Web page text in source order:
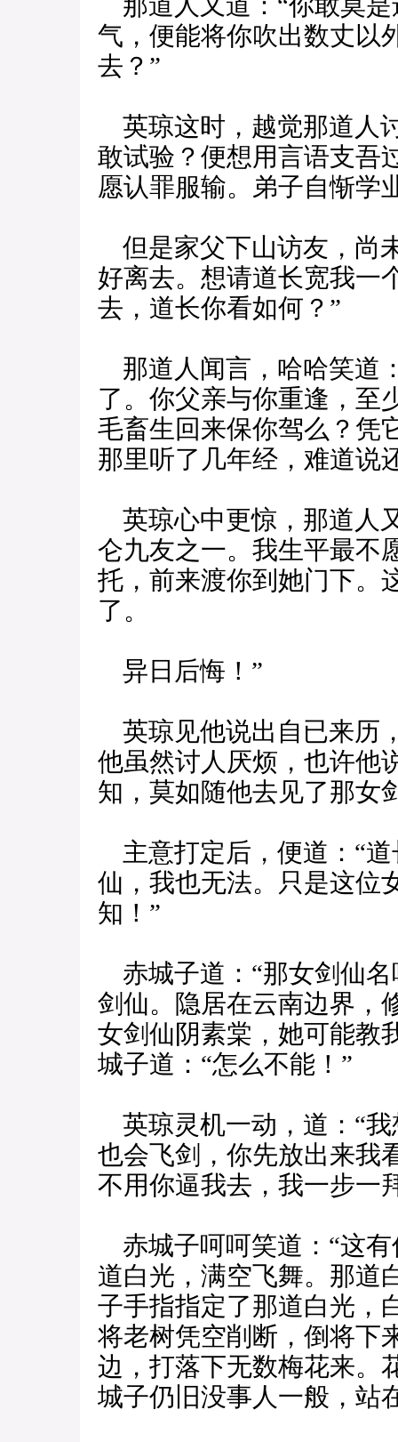
气，便能将你吹出数丈以
去？”
英琼这时，越觉那道人
敢试验？便想用言语支吾
愿认罪服输。弟子自惭学
但是家父下山访友，尚
好离去。想请道长宽我一
去，道长你看如何？”
那道人闻言，哈哈笑道
了。你父亲与你重逢，至
毛畜生回来保你驾么？凭
那里听了几年经，难道说
英琼心中更惊，那道人
仑九友之一。我生平最不
托，前来渡你到她门下。
了。
异日后悔！”
英琼见他说出自已来历
他虽然讨人厌烦，也许他
知，莫如随他去见了那女
主意打定后，便道：“
仙，我也无法。只是这位
知！”
赤城子道：“那女剑仙
剑仙。隐居在云南边界，
女剑仙阴素棠，她可能教
城子道：“怎么不能！”
英琼灵机一动，道：“
也会飞剑，你先放出来我
不用你逼我去，我一步一
赤城子呵呵笑道：“这有
道白光，满空飞舞。那道
子手指指定了那道白光，
将老树凭空削断，倒将下
边，打落下无数梅花来。
城子仍旧没事人一般，站